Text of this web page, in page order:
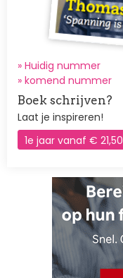
» Huidig nummer
» komend nummer
Boek schrijven?
Laat je inspireren!
1e jaar vanaf € 21,50